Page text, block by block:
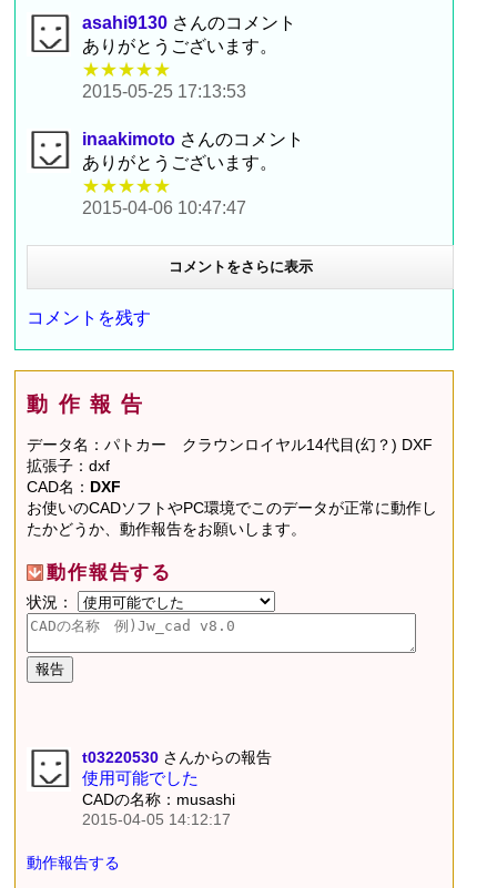
asahi9130 さんのコメント
ありがとうございます。
★★★★★
2015-05-25 17:13:53
inaakimoto さんのコメント
ありがとうございます。
★★★★★
2015-04-06 10:47:47
コメントをさらに表示
コメントを残す
動作報告
データ名：パトカー クラウンロイヤル14代目(幻？) DXF
拡張子：dxf
CAD名： DXF
お使いのCADソフトやPC環境でこのデータが正常に動作し
たかどうか、動作報告をお願いします。
動作報告する
状況：
t03220530 さんからの報告
使用可能でした
CADの名称：musashi
2015-04-05 14:12:17
動作報告する